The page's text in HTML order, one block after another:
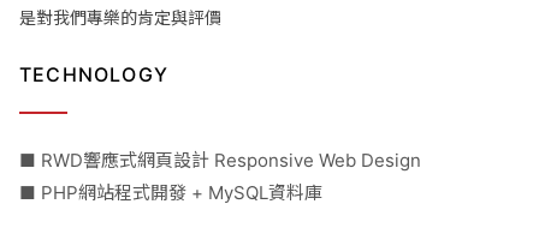
是對我們專樂的肯定與評價
TECHNOLOGY
■ RWD響應式網頁設計 Responsive Web Design
■ PHP網站程式開發 + MySQL資料庫